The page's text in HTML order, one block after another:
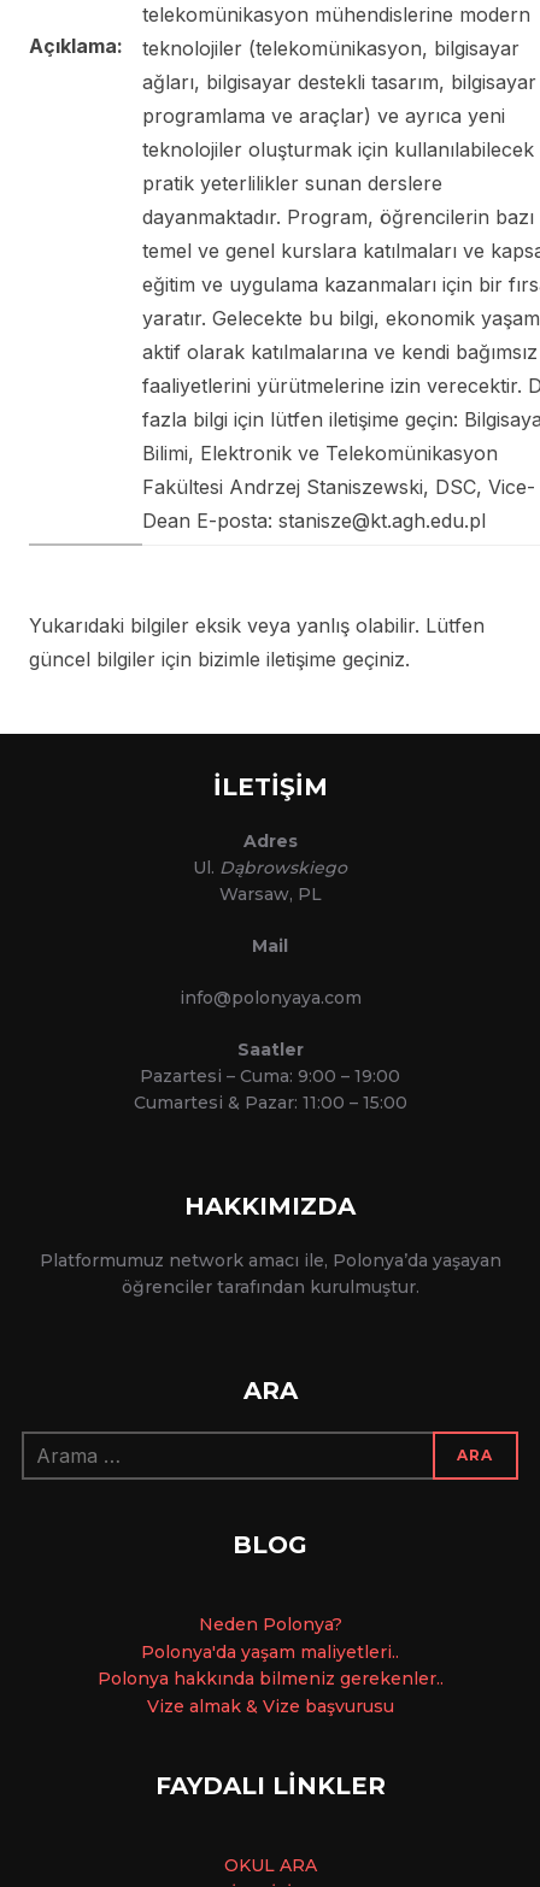
Açıklama:
telekomünikasyon mühendislerine modern
teknolojiler (telekomünikasyon, bilgisayar
ağları, bilgisayar destekli tasarım, bilgisayar
programlama ve araçlar) ve ayrıca yeni
teknolojiler oluşturmak için kullanılabilecek
pratik yeterlilikler sunan derslere
dayanmaktadır. Program, öğrencilerin bazı
temel ve genel kurslara katılmaları ve
eğitim ve uygulama kazanmaları için bir
yaratır. Gelecekte bu bilgi, ekonomik
aktif olarak katılmalarına ve kendi bağımsız
faaliyetlerini yürütmelerine izin verecektir.
fazla bilgi için lütfen iletişime geçin:
Bilimi, Elektronik ve Telekomünikasyon
Fakültesi Andrzej Staniszewski, DSC, Vice-
Dean E-posta: stanisze@kt.agh.edu.pl
Yukarıdaki bilgiler eksik veya yanlış olabilir. Lütfen
güncel bilgiler için bizimle iletişime geçiniz.
İLETİŞİM
Adres
Ul. Dąbrowskiego
Warsaw, PL
Mail
info@polonyaya.com
Saatler
Pazartesi – Cuma: 9:00 – 19:00
Cumartesi & Pazar: 11:00 – 15:00
HAKKIMIZDA
Platformumuz network amacı ile, Polonya’da yaşayan
öğrenciler tarafından kurulmuştur.
ARA
Arama:
ARA
BLOG
Neden Polonya?
Polonya'da yaşam maliyetleri..
Polonya hakkında bilmeniz gerekenler..
Vize almak & Vize başvurusu
FAYDALI LİNKLER
OKUL ARA